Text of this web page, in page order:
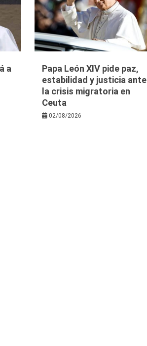
a
Papa León XIV pide paz,
estabilidad y justicia ante
la crisis migratoria en
Ceuta
02/08/2026